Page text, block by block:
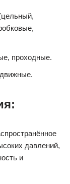
проходные.
давлений,
и